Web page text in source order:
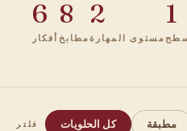
6
أفكار
8
مطابخ
2
مستوى المهارة
1
فلتر كل الحلويات مطبقة